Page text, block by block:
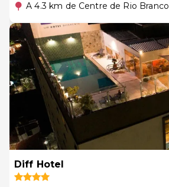
A 4.3 km de Centre de Rio Branco
Diff Hotel